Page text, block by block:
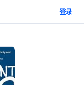
登录